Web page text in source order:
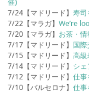
7/24【マドリード】寿
7/22【マラガ】We’re
7/20【マラガ】 お茶・
7/17【マドリード】 国
7/15【マドリード】高
7/14【マドリード】 シ
7/12【マドリード】仕
7/10【バルセロナ】仕